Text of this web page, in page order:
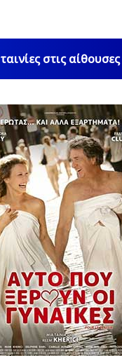
ταινίες στις αίθουσες